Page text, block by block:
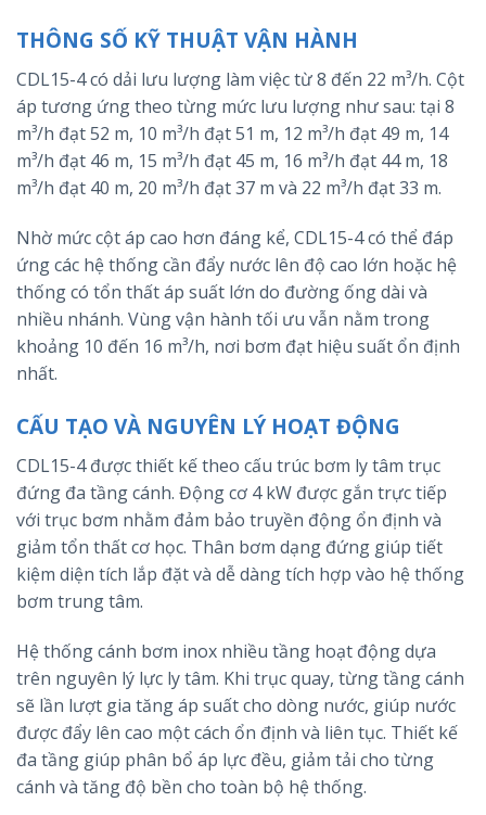
THÔNG SỐ KỸ THUẬT VẬN HÀNH
CDL15-4 có dải lưu lượng làm việc từ 8 đến 22 m³/h. Cột
áp tương ứng theo từng mức lưu lượng như sau: tại 8
m³/h đạt 52 m, 10 m³/h đạt 51 m, 12 m³/h đạt 49 m, 14
m³/h đạt 46 m, 15 m³/h đạt 45 m, 16 m³/h đạt 44 m, 18
m³/h đạt 40 m, 20 m³/h đạt 37 m và 22 m³/h đạt 33 m.
Nhờ mức cột áp cao hơn đáng kể, CDL15-4 có thể đáp
ứng các hệ thống cần đẩy nước lên độ cao lớn hoặc hệ
thống có tổn thất áp suất lớn do đường ống dài và
nhiều nhánh. Vùng vận hành tối ưu vẫn nằm trong
khoảng 10 đến 16 m³/h, nơi bơm đạt hiệu suất ổn định
nhất.
CẤU TẠO VÀ NGUYÊN LÝ HOẠT ĐỘNG
CDL15-4 được thiết kế theo cấu trúc bơm ly tâm trục
đứng đa tầng cánh. Động cơ 4 kW được gắn trực tiếp
với trục bơm nhằm đảm bảo truyền động ổn định và
giảm tổn thất cơ học. Thân bơm dạng đứng giúp tiết
kiệm diện tích lắp đặt và dễ dàng tích hợp vào hệ thống
bơm trung tâm.
Hệ thống cánh bơm inox nhiều tầng hoạt động dựa
trên nguyên lý lực ly tâm. Khi trục quay, từng tầng cánh
sẽ lần lượt gia tăng áp suất cho dòng nước, giúp nước
được đẩy lên cao một cách ổn định và liên tục. Thiết kế
đa tầng giúp phân bổ áp lực đều, giảm tải cho từng
cánh và tăng độ bền cho toàn bộ hệ thống.